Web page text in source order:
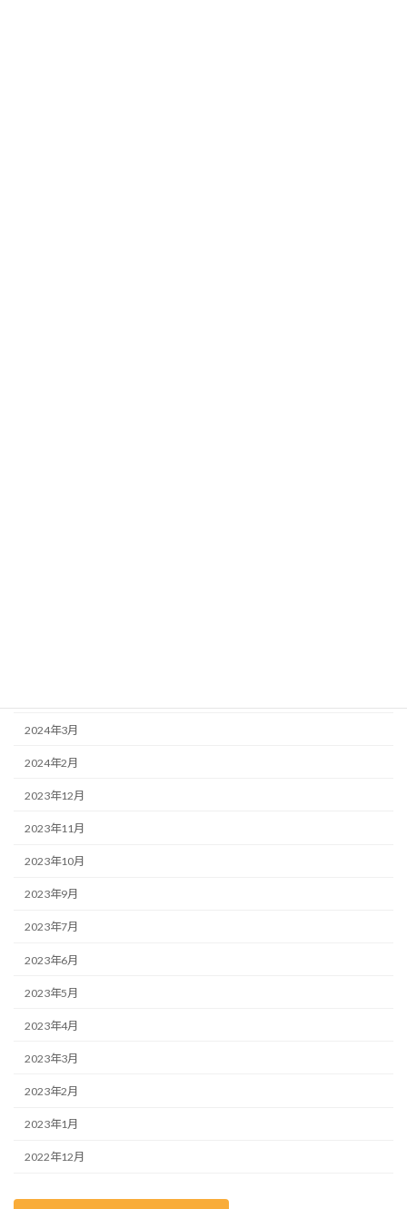
2024年3月
2024年2月
2023年12月
2023年11月
2023年10月
2023年9月
2023年7月
2023年6月
2023年5月
2023年4月
2023年3月
2023年2月
2023年1月
2022年12月